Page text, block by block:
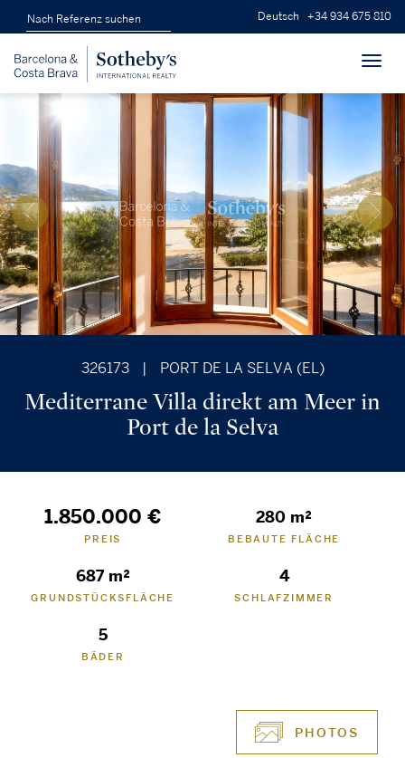
Deutsch +34 934 675 810
326173 PORT DE LA SELVA (EL)
Mediterrane Villa direkt am Meer in
Port de la Selva
1.850.000 €
PREIS
280 m²
BEBAUTE FLÄCHE
687 m²
GRUNDSTÜCKSFLÄCHE
4
SCHLAFZIMMER
5
BÄDER
PHOTOS